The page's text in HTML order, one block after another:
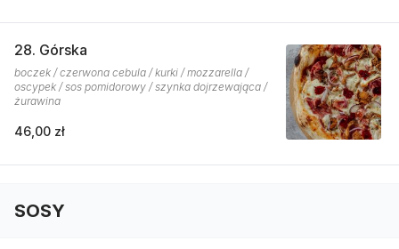
28. Górska
boczek / czerwona cebula / kurki / mozzarella /
oscypek / sos pomidorowy / szynka dojrzewająca /
żurawina
46,00 zł
SOSY